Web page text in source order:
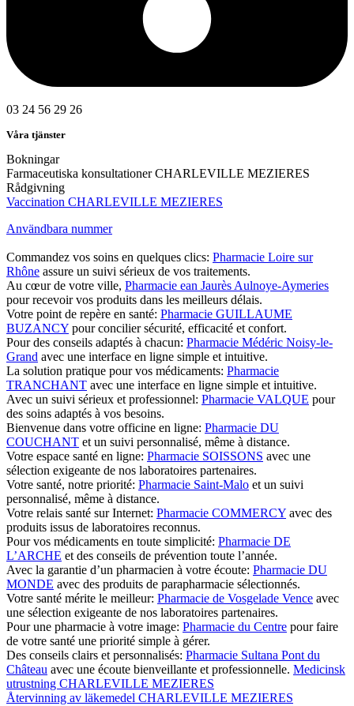
03 24 56 29 26
Våra tjänster
Bokningar
Farmaceutiska konsultationer CHARLEVILLE MEZIERES
Rådgivning
Vaccination CHARLEVILLE MEZIERES
Användbara nummer
Commandez vos soins en quelques clics: Pharmacie Loire sur
Rhône assure un suivi sérieux de vos traitements.
Au cœur de votre ville, Pharmacie ean Jaurès Aulnoye-Aymeries
pour recevoir vos produits dans les meilleurs délais.
Votre point de repère en santé: Pharmacie GUILLAUME
BUZANCY pour concilier sécurité, efficacité et confort.
Pour des conseils adaptés à chacun: Pharmacie Médéric Noisy-le-
Grand avec une interface en ligne simple et intuitive.
La solution pratique pour vos médicaments: Pharmacie
TRANCHANT avec une interface en ligne simple et intuitive.
Avec un suivi sérieux et professionnel: Pharmacie VALQUE pour
des soins adaptés à vos besoins.
Bienvenue dans votre officine en ligne: Pharmacie DU
COUCHANT et un suivi personnalisé, même à distance.
Votre espace santé en ligne: Pharmacie SOISSONS avec une
sélection exigeante de nos laboratoires partenaires.
Votre santé, notre priorité: Pharmacie Saint-Malo et un suivi
personnalisé, même à distance.
Votre relais santé sur Internet: Pharmacie COMMERCY avec des
produits issus de laboratoires reconnus.
Pour vos médicaments en toute simplicité: Pharmacie DE
L’ARCHE et des conseils de prévention toute l’année.
Avec la garantie d’un pharmacien à votre écoute: Pharmacie DU
MONDE avec des produits de parapharmacie sélectionnés.
Votre santé mérite le meilleur: Pharmacie de Vosgelade Vence avec
une sélection exigeante de nos laboratoires partenaires.
Pour une pharmacie à votre image: Pharmacie du Centre pour faire
de votre santé une priorité simple à gérer.
Des conseils clairs et personnalisés: Pharmacie Sultana Pont du
Château avec une écoute bienveillante et professionnelle. Medicinsk
utrustning CHARLEVILLE MEZIERES
Återvinning av läkemedel CHARLEVILLE MEZIERES